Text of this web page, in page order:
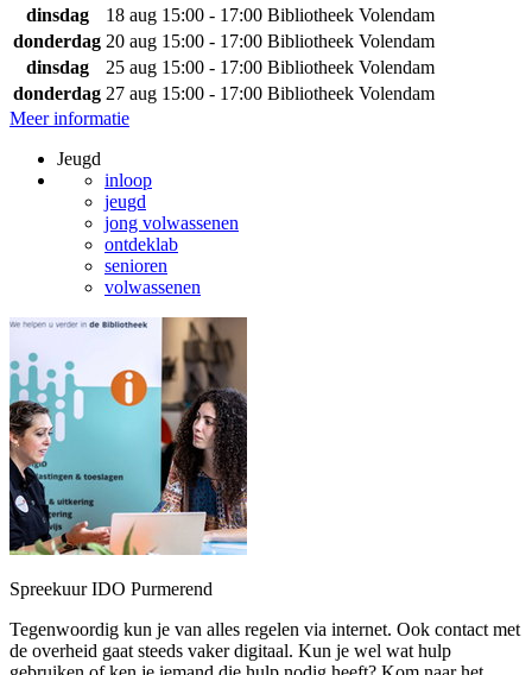
dinsdag
18 aug 15:00 - 17:00 Bibliotheek Volendam
donderdag 20 aug 15:00 - 17:00 Bibliotheek Volendam
dinsdag
25 aug 15:00 - 17:00 Bibliotheek Volendam
donderdag 27 aug 15:00 - 17:00 Bibliotheek Volendam
Meer informatie
Jeugd
inloop
jeugd
jong volwassenen
ontdeklab
senioren
volwassenen
Spreekuur IDO Purmerend
Tegenwoordig kun je van alles regelen via internet. Ook contact met
de overheid gaat steeds vaker digitaal. Kun je wel wat hulp